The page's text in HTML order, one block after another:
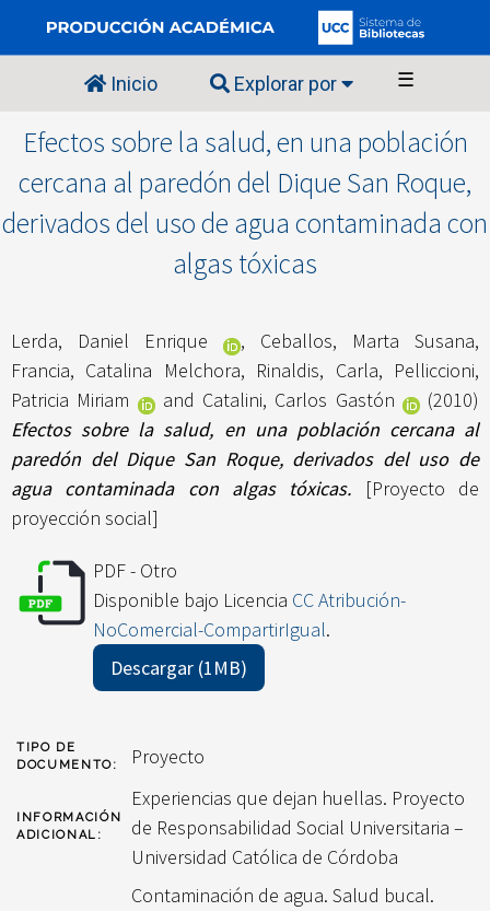
Inicio Explorar por ☰
Efectos sobre la salud, en una población
cercana al paredón del Dique San Roque,
derivados del uso de agua contaminada con
algas tóxicas
Lerda, Daniel Enrique , Ceballos, Marta Susana,
Francia, Catalina Melchora, Rinaldis, Carla, Pelliccioni,
Patricia Miriam
and Catalini, Carlos Gastón
(2010)
Efectos sobre la salud, en una población cercana al
paredón del Dique San Roque, derivados del uso de
agua contaminada con algas tóxicas. [Proyecto de
proyección social]
PDF - Otro
Disponible bajo Licencia CC Atribución-
NoComercial-CompartirIgual.
Descargar (1MB)
TIPO DE
DOCUMENTO:
Proyecto
INFORMACIÓN
ADICIONAL:
Experiencias que dejan huellas. Proyecto
de Responsabilidad Social Universitaria –
Universidad Católica de Córdoba
Contaminación de agua. Salud bucal.